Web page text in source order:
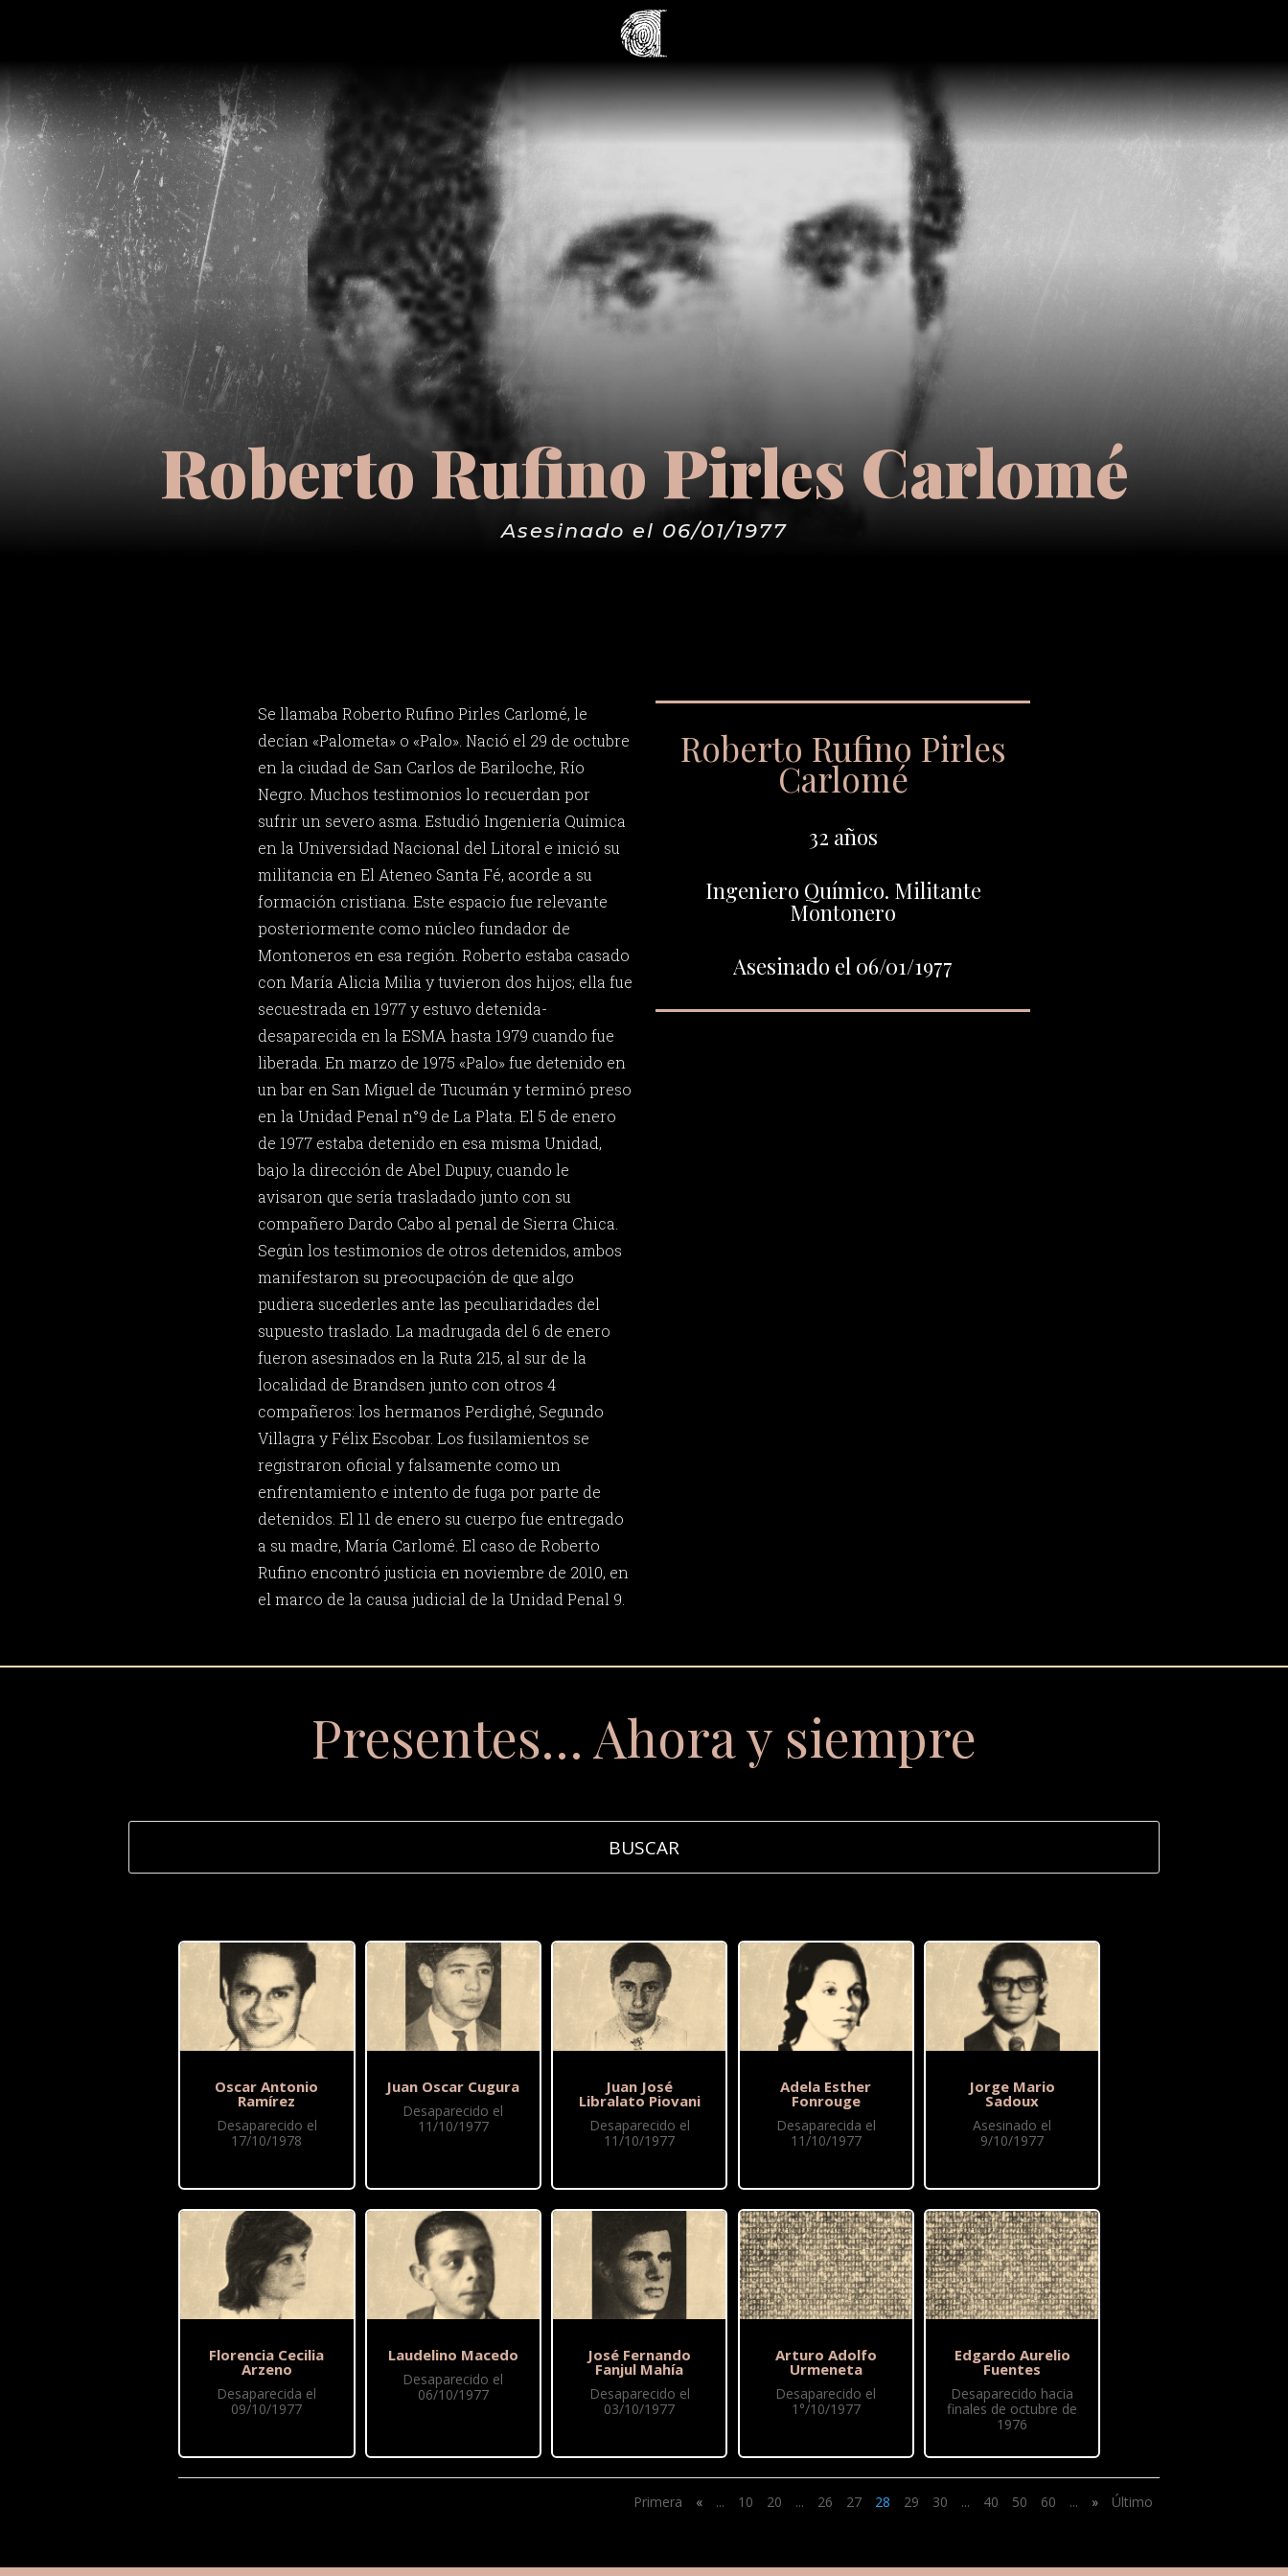
Roberto Rufino Pirles Carlomé
Asesinado el 06/01/1977
Se llamaba Roberto Rufino Pirles Carlomé, le
decían «Palometa» o «Palo». Nació el 29 de octubre
en la ciudad de San Carlos de Bariloche, Río
Negro. Muchos testimonios lo recuerdan por
sufrir un severo asma. Estudió Ingeniería Química
en la Universidad Nacional del Litoral e inició su
militancia en El Ateneo Santa Fé, acorde a su
formación cristiana. Este espacio fue relevante
posteriormente como núcleo fundador de
Montoneros en esa región. Roberto estaba casado
con María Alicia Milia y tuvieron dos hijos; ella fue
secuestrada en 1977 y estuvo detenida-
desaparecida en la ESMA hasta 1979 cuando fue
liberada. En marzo de 1975 «Palo» fue detenido en
un bar en San Miguel de Tucumán y terminó preso
en la Unidad Penal n°9 de La Plata. El 5 de enero
de 1977 estaba detenido en esa misma Unidad,
bajo la dirección de Abel Dupuy, cuando le
avisaron que sería trasladado junto con su
compañero Dardo Cabo al penal de Sierra Chica.
Según los testimonios de otros detenidos, ambos
manifestaron su preocupación de que algo
pudiera sucederles ante las peculiaridades del
supuesto traslado. La madrugada del 6 de enero
fueron asesinados en la Ruta 215, al sur de la
localidad de Brandsen junto con otros 4
compañeros: los hermanos Perdighé, Segundo
Villagra y Félix Escobar. Los fusilamientos se
registraron oficial y falsamente como un
enfrentamiento e intento de fuga por parte de
detenidos. El 11 de enero su cuerpo fue entregado
a su madre, María Carlomé. El caso de Roberto
Rufino encontró justicia en noviembre de 2010, en
el marco de la causa judicial de la Unidad Penal 9.
Roberto Rufino Pirles
Carlomé
32 años
Ingeniero Químico. Militante
Montonero
Asesinado el 06/01/1977
Presentes… Ahora y siempre
Oscar Antonio
Ramírez
Desaparecido el
17/10/1978
Florencia Cecilia
Arzeno
Desaparecida el
09/10/1977
Juan Oscar Cugura
Desaparecido el
11/10/1977
Laudelino Macedo
Desaparecido el
06/10/1977
Juan José
Libralato Piovani
Desaparecido el
11/10/1977
José Fernando
Fanjul Mahía
Desaparecido el
03/10/1977
Adela Esther
Fonrouge
Desaparecida el
11/10/1977
Arturo Adolfo
Urmeneta
Desaparecido el
1°/10/1977
Jorge Mario
Sadoux
Asesinado el
9/10/1977
Edgardo Aurelio
Fuentes
Desaparecido hacia
finales de octubre de
1976
Primera « ... 10 20 ... 26 27 28 29 30 ... 40 50 60 ... » Último